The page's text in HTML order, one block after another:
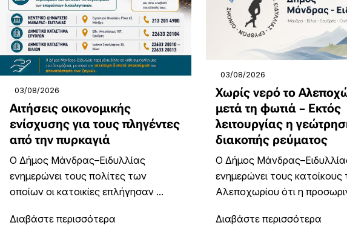
03/08/2026
Αιτήσεις οικονομικής
ενίσχυσης για τους πληγέντες
από την πυρκαγιά
Ο Δήμος Μάνδρας–Ειδυλλίας
ενημερώνει τους πολίτες των
οποίων οι κατοικίες επλήγησαν ...
Διαβάστε περισσότερα
03/08/2026
Χωρίς νερό το
μετά τη φωτιά – Εκτός
λειτουργίας η
διακοπής ρεύματος
Ο Δήμος
ενημερώνει τους κατοίκους
Αλεποχωρίου ότι η
Διαβάστε περισσότερα